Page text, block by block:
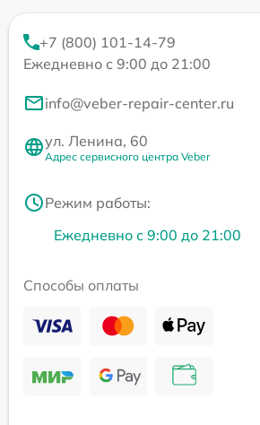
+7 (800) 101-14-79
Ежедневно с 9:00 до 21:00
info@veber-repair-center.ru
ул. Ленина, 60
Адрес сервисного центра Veber
Режим работы:
Ежедневно с 9:00 до 21:00
Способы оплаты